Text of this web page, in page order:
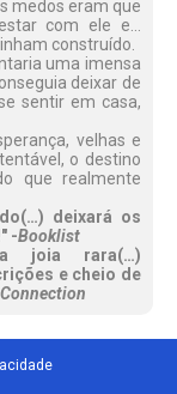
medos eram que
com ele e…
construído.
uma imensa
deixar de
sentir em casa,
velhas e
o destino
que realmente
deixará os
-Booklist
joia rara(…)
e cheio de